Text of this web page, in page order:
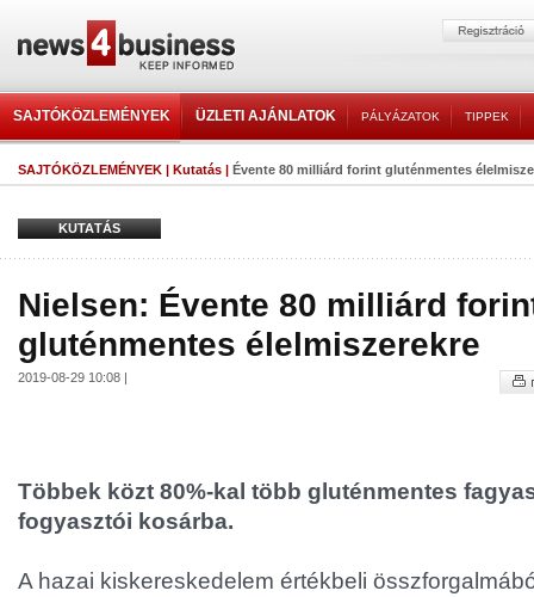
SAJTÓKÖZLEMÉNYEK ÜZLETI AJÁNLATOK PÁLYÁZATOK TIPPEK
SAJTÓKÖZLEMÉNYEK | Kutatás | Évente 80 milliárd forint gluténmentes
KUTATÁS
Nielsen: Évente 80 milliárd
gluténmentes élelmiszerekre
2019-08-29 10:08 |
Többek közt 80%-kal több gluténmentes
fogyasztói kosárba.
A hazai kiskereskedelem értékbeli